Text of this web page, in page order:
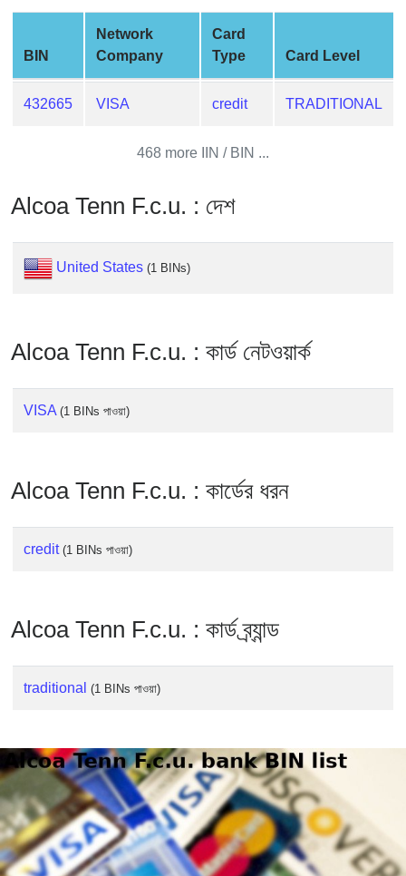
Generate
Card
from
BIN
Service
What
is
Address
?
IP
Lookup
Checker
/
Validator
BIN
Network
Company
Card
Type
Card Level
432665 VISA credit TRADITIONAL
468 more IIN / BIN ...
Alcoa Tenn F.c.u. : দেশ
United States (1 BINs)
Alcoa Tenn F.c.u. : কার্ড নেটওয়ার্ক
VISA (1 BINs পাওয়া)
Alcoa Tenn F.c.u. : কার্ডের ধরন
credit (1 BINs পাওয়া)
Alcoa Tenn F.c.u. : কার্ড ব্র্যান্ড
traditional (1 BINs পাওয়া)